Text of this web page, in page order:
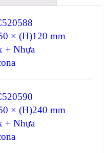
× (H)120 mm
+ Nhựa
× (H)240 mm
+ Nhựa